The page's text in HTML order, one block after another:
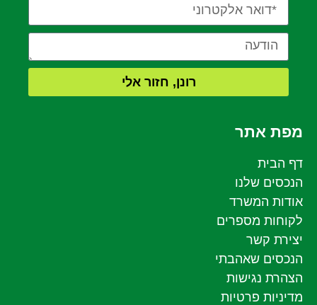
רונן, חזור אלי
מפת אתר
דף הבית
הנכסים שלנו
אודות המשרד
לקוחות מספרים
יצירת קשר
הנכסים שאהבתי
הצהרת נגישות
מדיניות פרטיות